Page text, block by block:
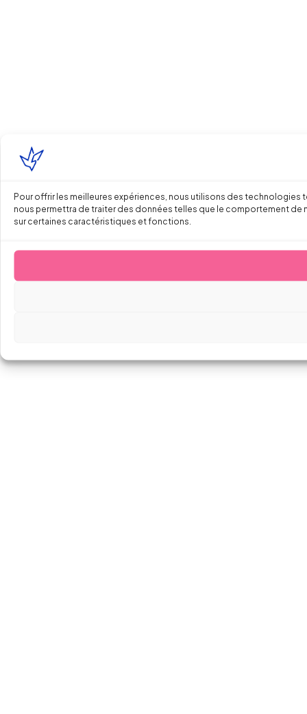
Pour offrir les meilleures expériences, nous utilisons des
nous permettra de traiter des données telles que le comportement de
sur certaines caractéristiques et fonctions.